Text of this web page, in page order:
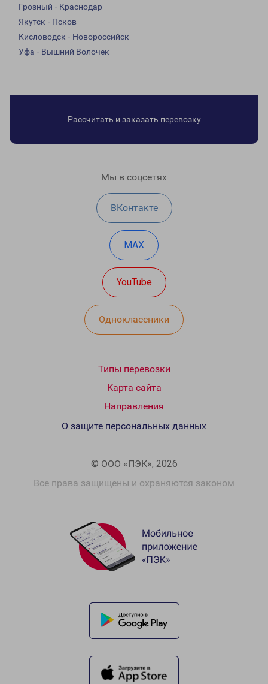
Грозный - Краснодар
Якутск - Псков
Кисловодск - Новороссийск
Уфа - Вышний Волочек
Рассчитать и заказать перевозку
Мы в соцсетях
ВКонтакте
MAX
YouTube
Одноклассники
Типы перевозки
Карта сайта
Направления
© ООО «ПЭК», 2026
Все права защищены и охраняются законом
О защите персональных данных